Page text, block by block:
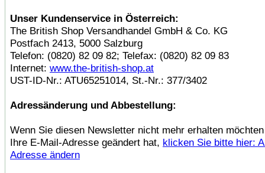
Unser Kundenservice in Österreich:
The British Shop Versandhandel GmbH & Co. KG
Postfach 2413, 5000 Salzburg
Telefon: (0820) 82 09 82; Telefax: (0820) 82 09 83
Internet: www.the-british-shop.at
UST-ID-Nr.: ATU65251014, St.-Nr.: 377/3402
Adressänderung und Abbestellung:
Wenn Sie diesen Newsletter nicht mehr erhalten
Ihre E-Mail-Adresse geändert hat, klicken Sie bitte hier:
Adresse ändern